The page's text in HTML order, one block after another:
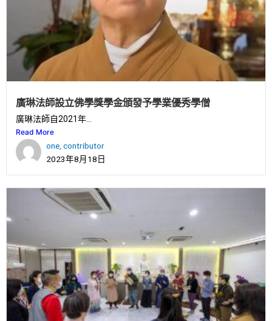
廣琳法師設立佛學獎學金頒發予學業優秀學僧
廣琳法師自2021年...
Read More
one, contributor
2023年8月18日